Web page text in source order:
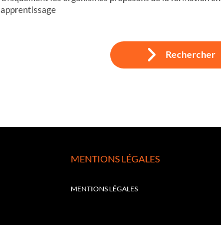
apprentissage
Rechercher
MENTIONS LÉGALES
MENTIONS LÉGALES